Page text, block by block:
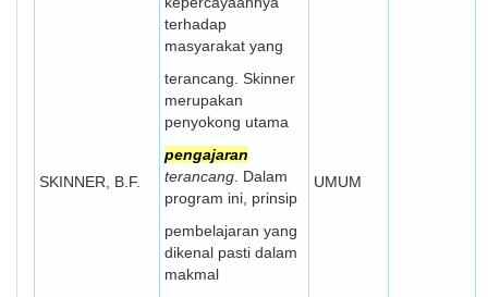
SKINNER, B.F.
terhadap
masyarakat yang
terancang. Skinner
merupakan
penyokong utama
pengajaran
terancang . Dalam
program ini, prinsip
pembelajaran yang
dikenal pasti dalam
makmal
UMUM